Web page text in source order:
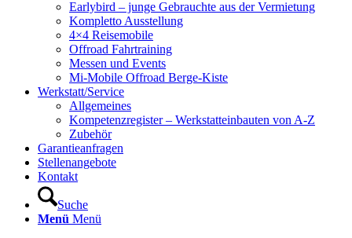
Earlybird – junge Gebrauchte aus der Vermietung
Kompletto Ausstellung
4×4 Reisemobile
Offroad Fahrtraining
Messen und Events
Mi-Mobile Offroad Berge-Kiste
Werkstatt/Service
Allgemeines
Kompetenzregister – Werkstatteinbauten von A-Z
Zubehör
Garantieanfragen
Stellenangebote
Kontakt
Suche
Menü Menü